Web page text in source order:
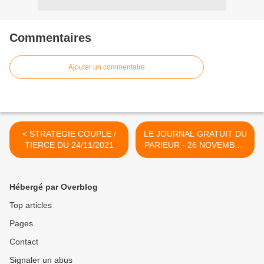
Commentaires
Ajouter un commentaire
< STRATEGIE COUPLE /
TIERCE DU 24/11/2021
LE JOURNAL GRATUIT DU
PARIEUR - 26 NOVEMBRE
2021 - COUPLE DU JOUR
Hébergé par Overblog
Top articles
Pages
Contact
Signaler un abus